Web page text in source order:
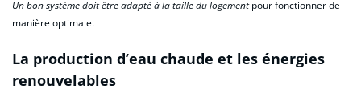
Un bon système doit être adapté à la taille du logementpour fonctionner de
manière optimale.
La production d’eau chaude et les énergies
renouvelables